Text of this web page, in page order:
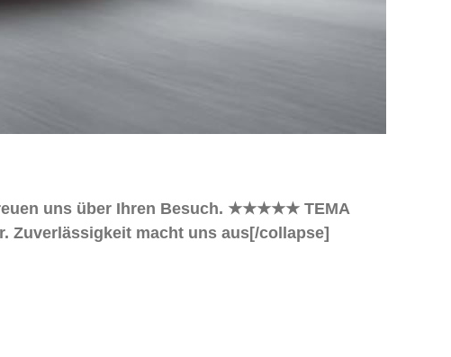
uns über Ihren Besuch. ★★★★★ TEMA
Zuverlässigkeit macht uns aus[/collapse]